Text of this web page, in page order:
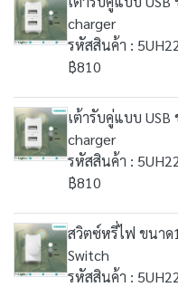
charger
รหัสสินค้า :
฿810
เต้ารับคู่แบบ USB
charger
รหัสสินค้า :
฿810
สวิตซ์หรี่ไฟ ขนาด
Switch
รหัสสินค้า :